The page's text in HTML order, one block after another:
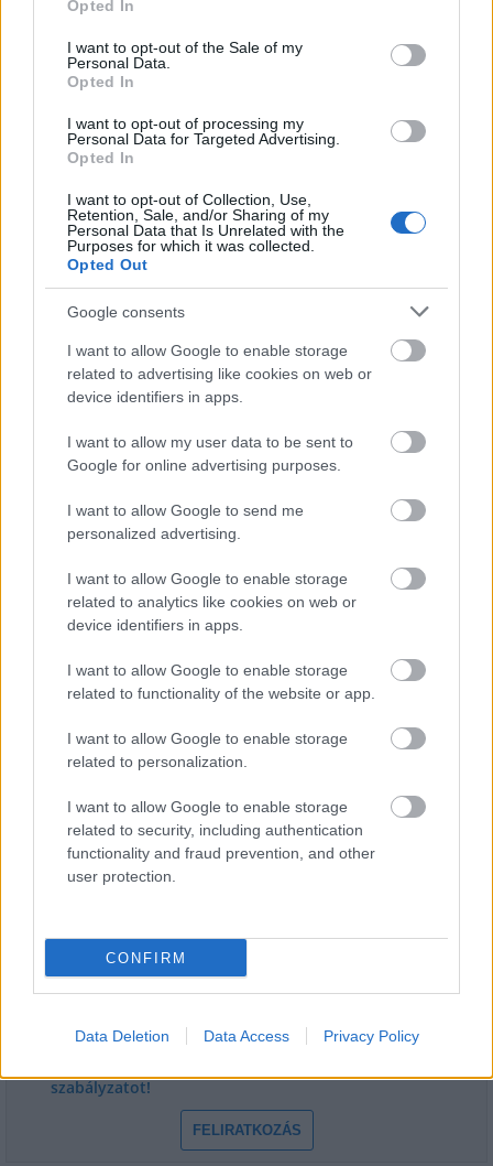
use your data for below specified purposes in below Google
consent section.
Opted In
I want to opt-out of the Sale of my
Personal Data.
Opted In
I want to opt-out of processing my
Personal Data for Targeted Advertising.
Opted In
I want to opt-out of Collection, Use,
Retention, Sale, and/or Sharing of my
Personal Data that Is Unrelated with the
Purposes for which it was collected.
Opted Out
Google consents
I want to allow Google to enable storage
related to advertising like cookies on web or
device identifiers in apps.
I want to allow my user data to be sent to
Google for online advertising purposes.
I want to allow Google to send me
personalized advertising.
I want to allow Google to enable storage
related to analytics like cookies on web or
device identifiers in apps.
I want to allow Google to enable storage
related to functionality of the website or app.
I want to allow Google to enable storage
related to personalization.
I want to allow Google to enable storage
related to security, including authentication
functionality and fraud prevention, and other
user protection.
CONFIRM
Data Deletion Data Access Privacy Policy
BKK KM Építő Kft. Főmterv Mérnöki Tervező Zrt.
felüljárón
A tartós nyári hőség jelentős kihívás elé állítja a KM Építőt,
ennek ellenére folyamatosan halad az aszfaltozás.
Paks II.: Mit jelent az 5. blokk új
árnyékában?
Elkészült a Liszt Ferenc repülőtér
közelében lévő logisztikai bázis út- és
közműhálózatának fejlesztése
Egyetlen, fél évszázados vezetéken
múlt Bicske vízellátása
Épített öröksége megújításával is készül
Mohács a csata ötszázadik
HÍRLEVÉL
E-mail cím
szabályzatot!
FELIRATKOZÁS